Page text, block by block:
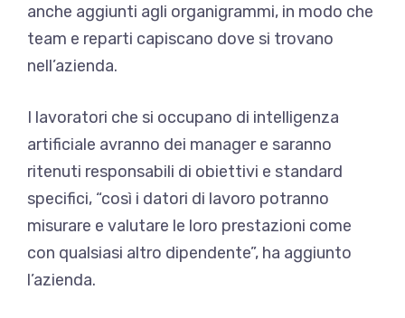
anche aggiunti agli organigrammi, in modo che
team e reparti capiscano dove si trovano
nell’azienda.
I lavoratori che si occupano di intelligenza
artificiale avranno dei manager e saranno
ritenuti responsabili di obiettivi e standard
specifici, “così i datori di lavoro potranno
misurare e valutare le loro prestazioni come
con qualsiasi altro dipendente”, ha aggiunto
l’azienda.